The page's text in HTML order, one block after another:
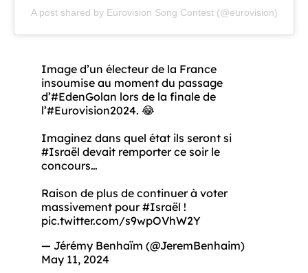
A post shared by Eurovision Song Contest (@eurovision)
Image d’un électeur de la France
insoumise au moment du passage
d’#EdenGolan lors de la finale de
l’#Eurovision2024. 😂
Imaginez dans quel état ils seront si
#Israël devait remporter ce soir le
concours…
Raison de plus de continuer à voter
massivement pour#Israël !
pic.twitter.com/s9wpOVhW2Y
— Jérémy Benhaïm (@JeremBenhaim)
May 11, 2024